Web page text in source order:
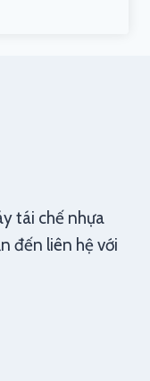
tái chế nhựa
đến liên hệ với